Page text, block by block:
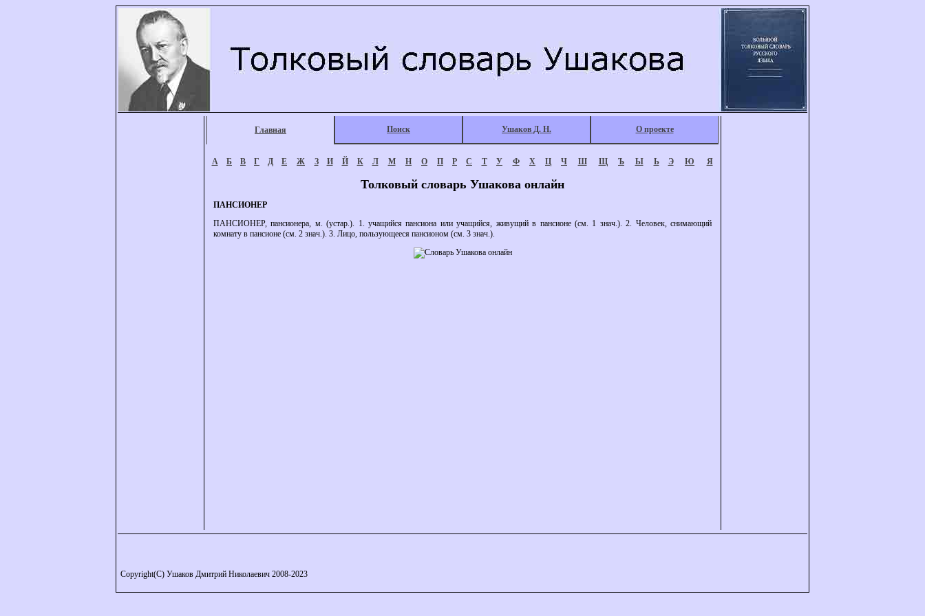
Главная Поиск Ушаков Д. Н. О проекте
А Б В Г Д Е Ж З И Й К Л М Н О П Р С Т У Ф Х Ц Ч Ш Щ Ъ Ы Ь Э Ю Я
Толковый словарь Ушакова онлайн
ПАНСИОНЕР
ПАНСИОНЕР, пансионера, м. (устар.). 1. учащийся пансиона или учащийся, живущий в пансионе (см. 1 знач.). 2. Человек, снимающий
комнату в пансионе (см. 2 знач.). 3. Лицо, пользующееся пансионом (см. 3 знач.).
Copyright(C) Ушаков Дмитрий Николаевич 2008-2023